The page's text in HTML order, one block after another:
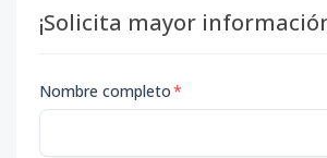
¡Solicita mayor información
Nombre completo*